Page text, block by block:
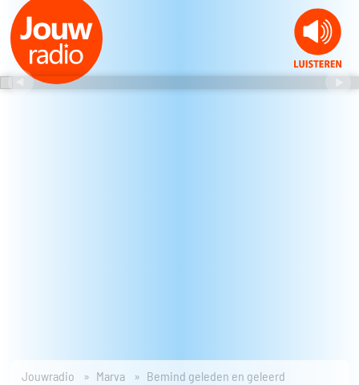
Jouwradio Marva Bemind geleden en geleerd